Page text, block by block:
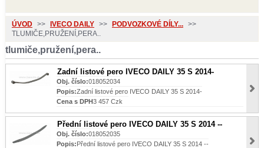
ÚVOD >> IVECO DAILY >> PODVOZKOVÉ DÍLY... >>
TLUMIČE,PRUŽENÍ,PERA..
tlumiče,pružení,pera..
Zadní listové pero IVECO DAILY 35 S 2014-
Obj. číslo:018052034
Popis:Zadní listové pero IVECO DAILY 35 S 2014-
Cena s DPH3 457 Czk
Přední listové pero IVECO DAILY 35 S 2014 --
Obj. číslo:018052035
Popis:Přední listové pero IVECO DAILY 35 S 2014 --